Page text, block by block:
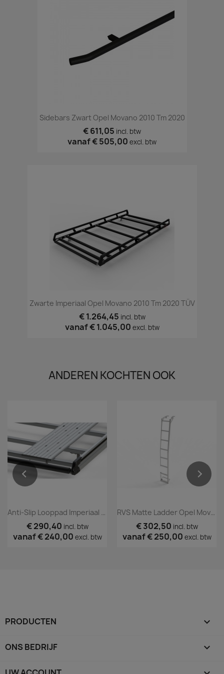
Sidebars Zwart Opel Movano 2010 Tm 2020
€ 611,05 incl. btw
vanaf€ 505,00 excl. btw
Zwarte Imperiaal Opel Movano 2010 Tm 2020 TÜV
€ 1.264,45 incl. btw
vanaf€ 1.045,00 excl. btw
ANDEREN KOCHTEN OOK
Anti-Slip Looppad Imperiaal Lengte 2
€ 290,40 incl. btw
vanaf€ 240,00 excl. btw
RVS Matte Ladder Opel Movano 2010 T/m 2020
€ 302,50 incl. btw
vanaf€ 250,00 excl. btw
PRODUCTEN 
ONS BEDRIJF 